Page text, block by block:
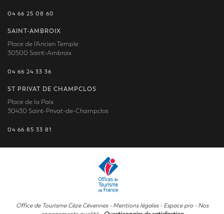
04 66 25 08 60
SAINT-AMBROIX
Place de l'Ancien Temple
30500 Saint-Ambroix
04 66 24 33 36
ST PRIVAT DE CHAMPCLOS
Place de la Paix
30430 Saint-Privat-de-Champclos
04 66 85 33 81
Office de Tourisme Cèze Cévennes - Mentions légales- Espace pro- Nos